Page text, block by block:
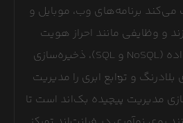
برنامه‌های وب، موبایل و
و وظایفی مانند احراز هویت
کاربران، پایگاه‌های داده (NoSQL و SQL)، ذخیره‌سازی
بلادرنگ و توابع ابری را مدیریت
مدیریت پیچیده بک‌اند است تا